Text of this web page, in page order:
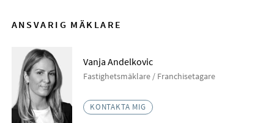
ANSVARIG MÄKLARE
Vanja Andelkovic
Fastighetsmäklare / Franchisetagare
KONTAKTA MIG